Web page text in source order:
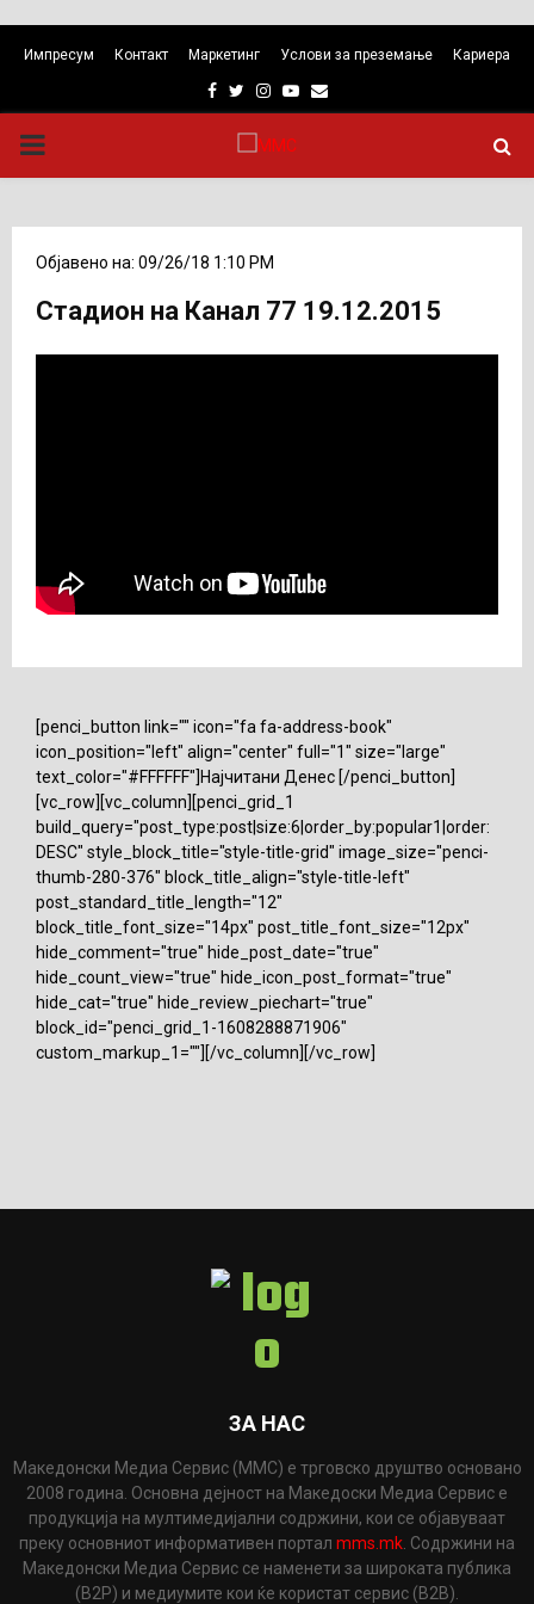
Импресум Контакт Маркетинг Услови за преземање Кариера
Facebook
TwitterInstagram
Youtube
Email
PRIMARY
Објавено на: 09/26/18 1:10 PM
Стадион на Канал 77 19.12.2015
[penci_button link="" icon="fa fa-address-book"
icon_position="left" align="center" full="1" size="large"
text_color="#FFFFFF"]Најчитани Денес [/penci_button]
[vc_row][vc_column][penci_grid_1
build_query="post_type:post|size:6|order_by:popular1|order:
DESC" style_block_title="style-title-grid" image_size="penci-
thumb-280-376" block_title_align="style-title-left"
post_standard_title_length="12"
block_title_font_size="14px" post_title_font_size="12px"
hide_comment="true" hide_post_date="true"
hide_count_view="true" hide_icon_post_format="true"
hide_cat="true" hide_review_piechart="true"
block_id="penci_grid_1-1608288871906"
custom_markup_1=""][/vc_column][/vc_row]
ЗА НАС
Македонски Медиа Сервис (ММС) е трговско друштво основано
2008 година. Основна дејност на Македоски Медиа Сервис е
продукција на мултимедијални содржини, кои се објавуваат
преку основниот информативен портал mms.mk . Содржини на
Македонски Медиа Сервис се наменети за широката публика
(B2P) и медиумите кои ќе користат сервис (B2B).